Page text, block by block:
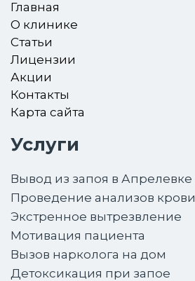
Главная
О клинике
Статьи
Лицензии
Акции
Контакты
Карта сайта
Услуги
Вывод из запоя в Апрелевке
Проведение анализов крови
Экстренное вытрезвление
Мотивация пациента
Вызов нарколога на дом
Детоксикация при запое